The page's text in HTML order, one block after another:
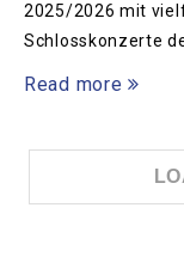
2025/2026 mit
Schlosskonzerte
Read more